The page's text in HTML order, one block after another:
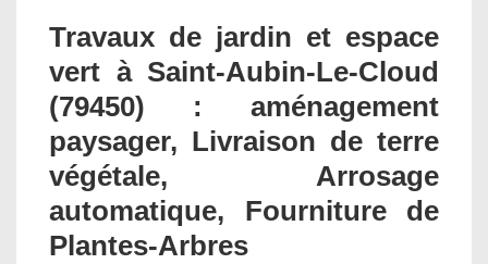
Travaux de jardin et espace
vert à Saint-Aubin-Le-Cloud
(79450) : aménagement
paysager, Livraison de terre
végétale, Arrosage
automatique, Fourniture de
Plantes-Arbres